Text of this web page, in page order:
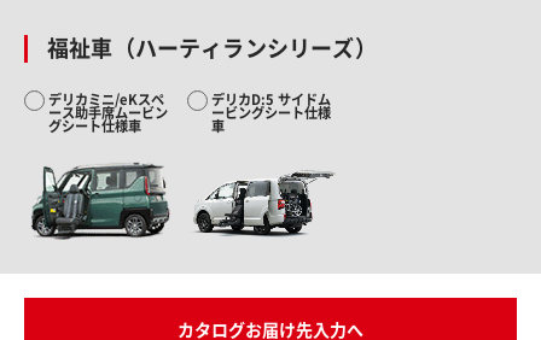
福祉車（ハーティランシリーズ）
デリカミニ/eKスペ
ース助手席ムービン
グシート仕様車
デリカD:5 サイドム
ービングシート仕様
車
カタログお届け先入力へ